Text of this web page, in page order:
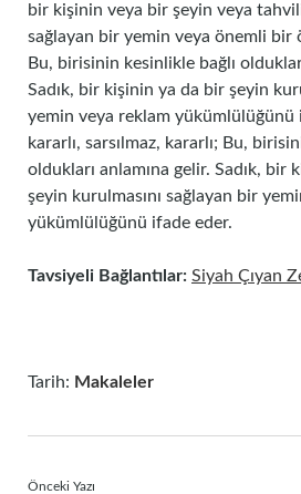
bir kişinin veya bir şeyin veya
sağlayan bir yemin veya önemli bir
Bu, birisinin kesinlikle bağlı
Sadık, bir kişinin ya da bir şeyin
yemin veya reklam yükümlülüğünü
kararlı, sarsılmaz, kararlı; Bu,
oldukları anlamına gelir. Sadık, bir
şeyin kurulmasını sağlayan bir
yükümlülüğünü ifade eder.
Tavsiyeli Bağlantılar: Siyah Çıyan
Tarih: Makaleler
Önceki Yazı